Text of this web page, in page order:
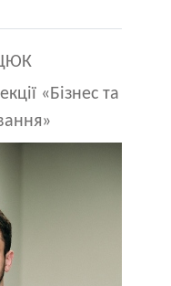
«Бізнес та